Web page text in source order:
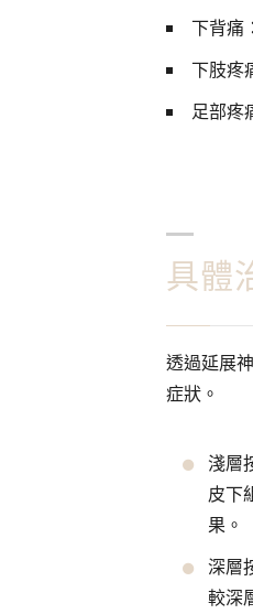
下背痛
下肢疼
足部疼
具體
透過延展
症狀。
淺層
皮下
果。
深層
較深